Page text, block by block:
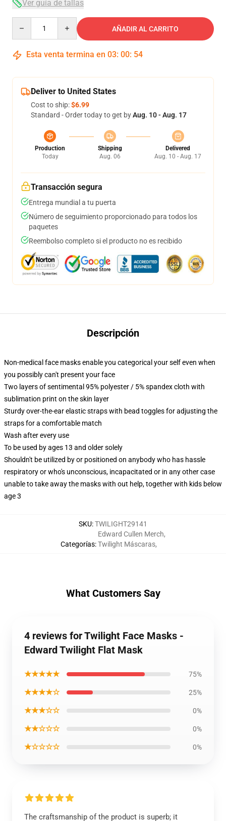
Ver guía de tallas
AÑADIR AL CARRITO
Esta venta termina en 03: 00: 54
Deliver to United States
Cost to ship:$6.99
Standard - Order today to get byAug. 10 - Aug. 17
Production
Today
Shipping
Aug. 06
Delivered
Aug. 10 - Aug. 17
Transacción segura
Entrega mundial a tu puerta
Número de seguimiento proporcionado para todos los
paquetes
Reembolso completo si el producto no es recibido
Descripción
Non-medical face masks enable you categorical your self even when
you possibly can't present your face
Two layers of sentimental 95% polyester / 5% spandex cloth with
sublimation print on the skin layer
Sturdy over-the-ear elastic straps with bead toggles for adjusting the
straps for a comfortable match
Wash after every use
To be used by ages 13 and older solely
Shouldn't be utilized by or positioned on anybody who has hassle
respiratory or who's unconscious, incapacitated or in any other case
unable to take away the masks with out help, together with kids below
age 3
SKU:TWILIGHT29141
Categorías:
Edward Cullen Merch,
Twilight Máscaras,
What Customers Say
4 reviews for Twilight Face Masks -
Edward Twilight Flat Mask
★★★★★ 75%
★★★★☆ 25%
★★★☆☆ 0%
★★☆☆☆ 0%
★☆☆☆☆ 0%
The craftsmanship of the product is superb; it